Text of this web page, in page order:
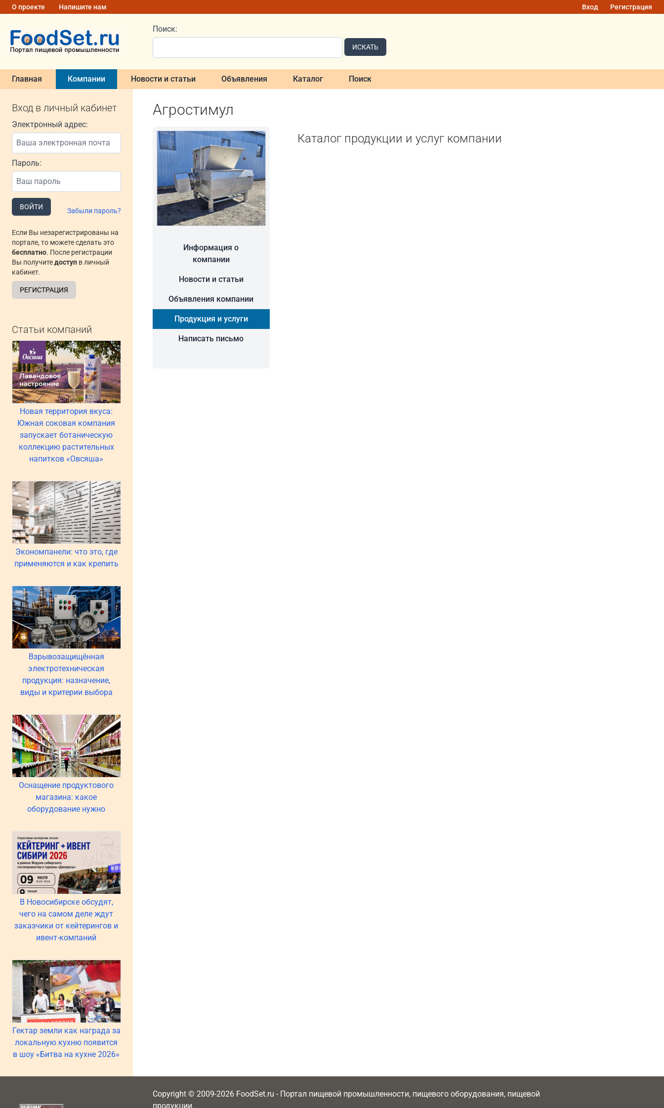
О проекте Напишите нам Вход Регистрация
Поиск:
ИСКАТЬ
Главная Компании Новости и статьи Объявления Каталог Поиск
Вход в личный кабинет
Электронный адрес:
Пароль:
ВОЙТИ Забыли пароль?
Если Вы незарегистрированы на
портале, то можете сделать это
бесплатно. После регистрации
Вы получитедоступ в личный
кабинет.
РЕГИСТРАЦИЯ
Статьи компаний
Новая территория вкуса:
Южная соковая компания
запускает ботаническую
коллекцию растительных
напитков «Овсяша»
Экономпанели: что это, где
применяются и как крепить
Взрывозащищённая
электротехническая
продукция: назначение,
виды и критерии выбора
Оснащение продуктового
магазина: какое
оборудование нужно
В Новосибирске обсудят,
чего на самом деле ждут
заказчики от кейтерингов и
ивент-компаний
Гектар земли как награда за
локальную кухню появится
в шоу «Битва на кухне 2026»
Агростимул
Информация о
компании
Новости и статьи
Объявления компании
Продукция и услуги
Написать письмо
Каталог продукции и услуг компании
Copyright © 2009-2026 FoodSet.ru - Портал пищевой промышленности, пищевого оборудования, пищевой
продукции.